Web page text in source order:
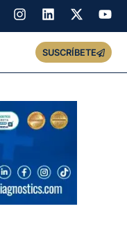
SUSCRÍBETE